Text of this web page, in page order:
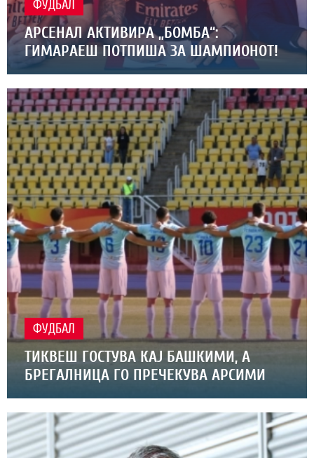
ФУДБАЛ
АРСЕНАЛ АКТИВИРА „БОМБА“:
ГИМАРАЕШ ПОТПИША ЗА ШАМПИОНОТ!
ФУДБАЛ
ТИКВЕШ ГОСТУВА КАЈ БАШКИМИ, А
БРЕГАЛНИЦА ГО ПРЕЧЕКУВА АРСИМИ